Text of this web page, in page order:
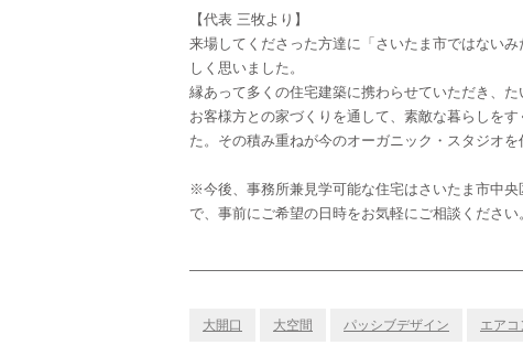
【代表 三牧より】
来場してくださった方達に「さいたま市ではない
しく思いました。
縁あって多くの住宅建築に携わらせていただき、た
お客様方との家づくりを通して、素敵な暮らしを
た。その積み重ねが今のオーガニック・スタジオを
※今後、事務所兼見学可能な住宅はさいたま市中
で、事前にご希望の日時をお気軽にご相談ください
大開口 大空間 パッシブデザイン エア